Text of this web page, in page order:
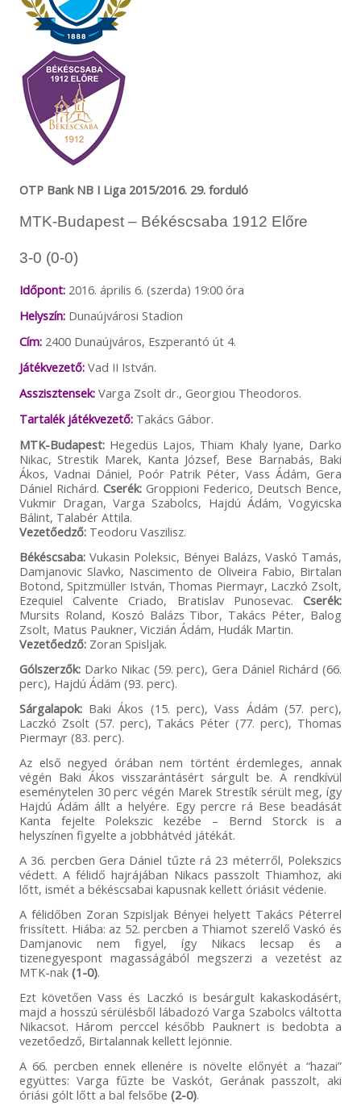
OTP Bank NB I Liga 2015/2016. 29. forduló
MTK-Budapest – Békéscsaba 1912 Előre
3-0 (0-0)
Időpont:2016. április 6. (szerda) 19:00 óra
Helyszín:Dunaújvárosi Stadion
Cím:2400 Dunaújváros, Eszperantó út 4.
Játékvezető:Vad II István.
Asszisztensek: Varga Zsolt dr., Georgiou Theodoros.
Tartalék játékvezető:Takács Gábor.
MTK-Budapest:Hegedüs Lajos, Thiam Khaly Iyane, Darko
Nikac, Strestik Marek, Kanta József, Bese Barnabás, Baki
Ákos, Vadnai Dániel, Poór Patrik Péter, Vass Ádám, Gera
Dániel Richárd. Cserék:Groppioni Federico, Deutsch Bence,
Vukmir Dragan, Varga Szabolcs, Hajdú Ádám, Vogyicska
Bálint, Talabér Attila.
Vezetőedző:Teodoru Vaszilisz.
Békéscsaba:Vukasin Poleksic, Bényei Balázs, Vaskó Tamás,
Damjanovic Slavko, Nascimento de Oliveira Fabio, Birtalan
Botond, Spitzmüller István, Thomas Piermayr, Laczkó Zsolt,
Ezequiel Calvente Criado, Bratislav Punosevac.Cserék:
Mursits Roland, Koszó Balázs Tibor, Takács Péter, Balog
Zsolt, Matus Paukner, Viczián Ádám, Hudák Martin.
Vezetőedző:Zoran Spisljak.
Gólszerzők:Darko Nikac (59. perc), Gera Dániel Richárd (66.
perc), Hajdú Ádám (93. perc).
Sárgalapok:Baki Ákos (15. perc), Vass Ádám (57. perc),
Laczkó Zsolt (57. perc), Takács Péter (77. perc), Thomas
Piermayr (83. perc).
Az első negyed órában nem történt érdemleges, annak
végén Baki Ákos visszarántásért sárgult be. A rendkívül
eseménytelen 30 perc végén Marek Strestík sérült meg, így
Hajdú Ádám állt a helyére. Egy percre rá Bese beadását
Kanta fejelte Polekszic kezébe – Bernd Storck is a
helyszínen figyelte a jobbhátvéd játékát.
A 36. percben Gera Dániel tűzte rá 23 méterről, Polekszics
védett. A félidő hajrájában Nikacs passzolt Thiamhoz, aki
lőtt, ismét a békéscsabai kapusnak kellett óriásit védenie.
A félidőben Zoran Szpisljak Bényei helyett Takács Péterrel
frissített. Hiába: az 52. percben a Thiamot szerelő Vaskó és
Damjanovic nem figyel, így Nikacs lecsap és a
tizenegyespont magasságából megszerzi a vezetést az
MTK-nak (1-0).
Ezt követően Vass és Laczkó is besárgult kakaskodásért,
majd a hosszú sérülésből lábadozó Varga Szabolcs váltotta
Nikacsot. Három perccel később Pauknert is bedobta a
vezetőedző, Birtalannak kellett lejönnie.
A 66. percben ennek ellenére is növelte előnyét a “hazai”
együttes: Varga fűzte be Vaskót, Gerának passzolt, aki
óriási gólt lőtt a bal felsőbe (2-0).